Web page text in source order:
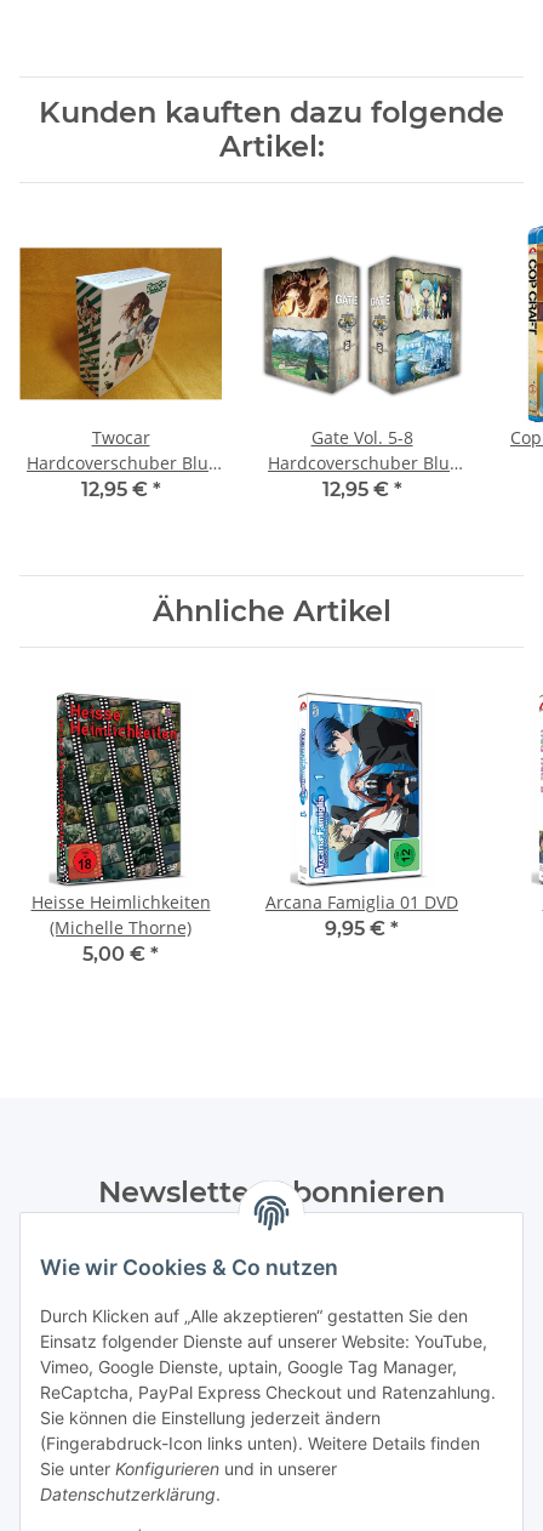
Wie wir Cookies & Co nutzen
Durch Klicken auf „Alle akzeptieren“ gestatten Sie den
Einsatz folgender Dienste auf unserer Website: YouTube,
Vimeo, Google Dienste, uptain, Google Tag Manager,
ReCaptcha, PayPal Express Checkout und Ratenzahlung.
Sie können die Einstellung jederzeit ändern
(Fingerabdruck-Icon links unten). Weitere Details finden
Sie unter Konfigurieren und in unserer
Datenschutzerklärung.
Kunden kauften dazu folgende
Artikel:
Twocar
Hardcoverschuber Blu-
ray
12,95 € *
Gate Vol. 5-8
Hardcoverschuber Blu-
ray
12,95 € *
Ähnliche Artikel
Heisse Heimlichkeiten
(Michelle Thorne)
5,00 € *
Arcana Famiglia 01 DVD
9,95 € *
Newsletter Abonnieren
Datenschutzerklärungregelmäßig und jederzeit widerruflich
Abonnieren
Newsletter Abonnieren
Informationen
Gesetzliche Informationen